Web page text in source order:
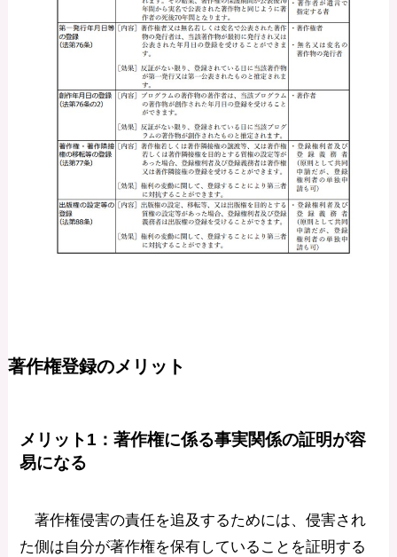
著作権登録のメリット
メリット1：著作権に係る事実関係の証明が容
易になる
著作権侵害の責任を追及するためには、侵害され
た側は自分が著作権を保有していることを証明する